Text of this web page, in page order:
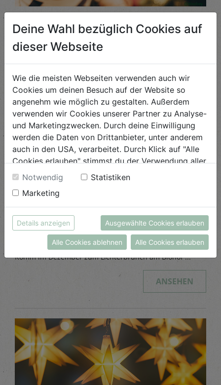
Lichterbrunch
Ein Brunch ganz im Zauber der Vorweihnachtszeit: K...
ANSEHEN
Lichterbrunch
Komm im Dezember zum Lichterbrunch am Biohof ...
ANSEHEN
Deine Wahl bezüglich Cookies auf
dieser Webseite
Wie die meisten Webseiten verwenden auch wir
Cookies um deinen Besuch auf der Website so
angenehm wie möglich zu gestalten. Außerdem
verwenden wir Cookies unserer Partner zu Analyse-
und Marketingzwecken. Durch deine Einwilligung
werden die Daten von Drittanbieter, unter anderem
auch in den USA, verarbeitet. Durch Klick auf "Alle
Cookies erlauben" stimmst du der Verwendung aller
Cookies zu. Unter "Details anzeigen" findest du alle
Infos zu den unterschiedlichen Cookies, du kannst
auch entscheiden, welche Cookies du erlauben
möchtest.
Weitere Informationen findest du in unserer
Datenschutzerklärung
bzw. imImpressum
Notwendig
Statistiken
Marketing
Details anzeigen Ausgewählte Cookies erlauben
Alle Cookies ablehnen Alle Cookies erlauben